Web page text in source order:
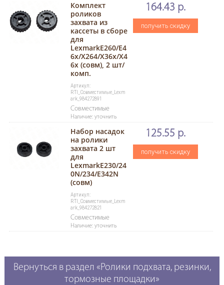
Комплект
роликов
захвата из
кассеты в сборе
для
LexmarkE260/E4
6x/X264/X36x/X4
6x (совм), 2 шт/
комп.
Артикул:
RTI_Совместимые_Lexm
ark_984272891
Совместимые
Наличие: уточнить
164.43 р.
получить скидку
Набор насадок
на ролики
захвата 2 шт
для
LexmarkE230/24
0N/234/E342N
(совм)
Артикул:
RTI_Совместимые_Lexm
ark_984272821
Совместимые
Наличие: уточнить
125.55 р.
получить скидку
Вернуться в раздел «Ролики подхвата, резинки,
тормозные площадки»